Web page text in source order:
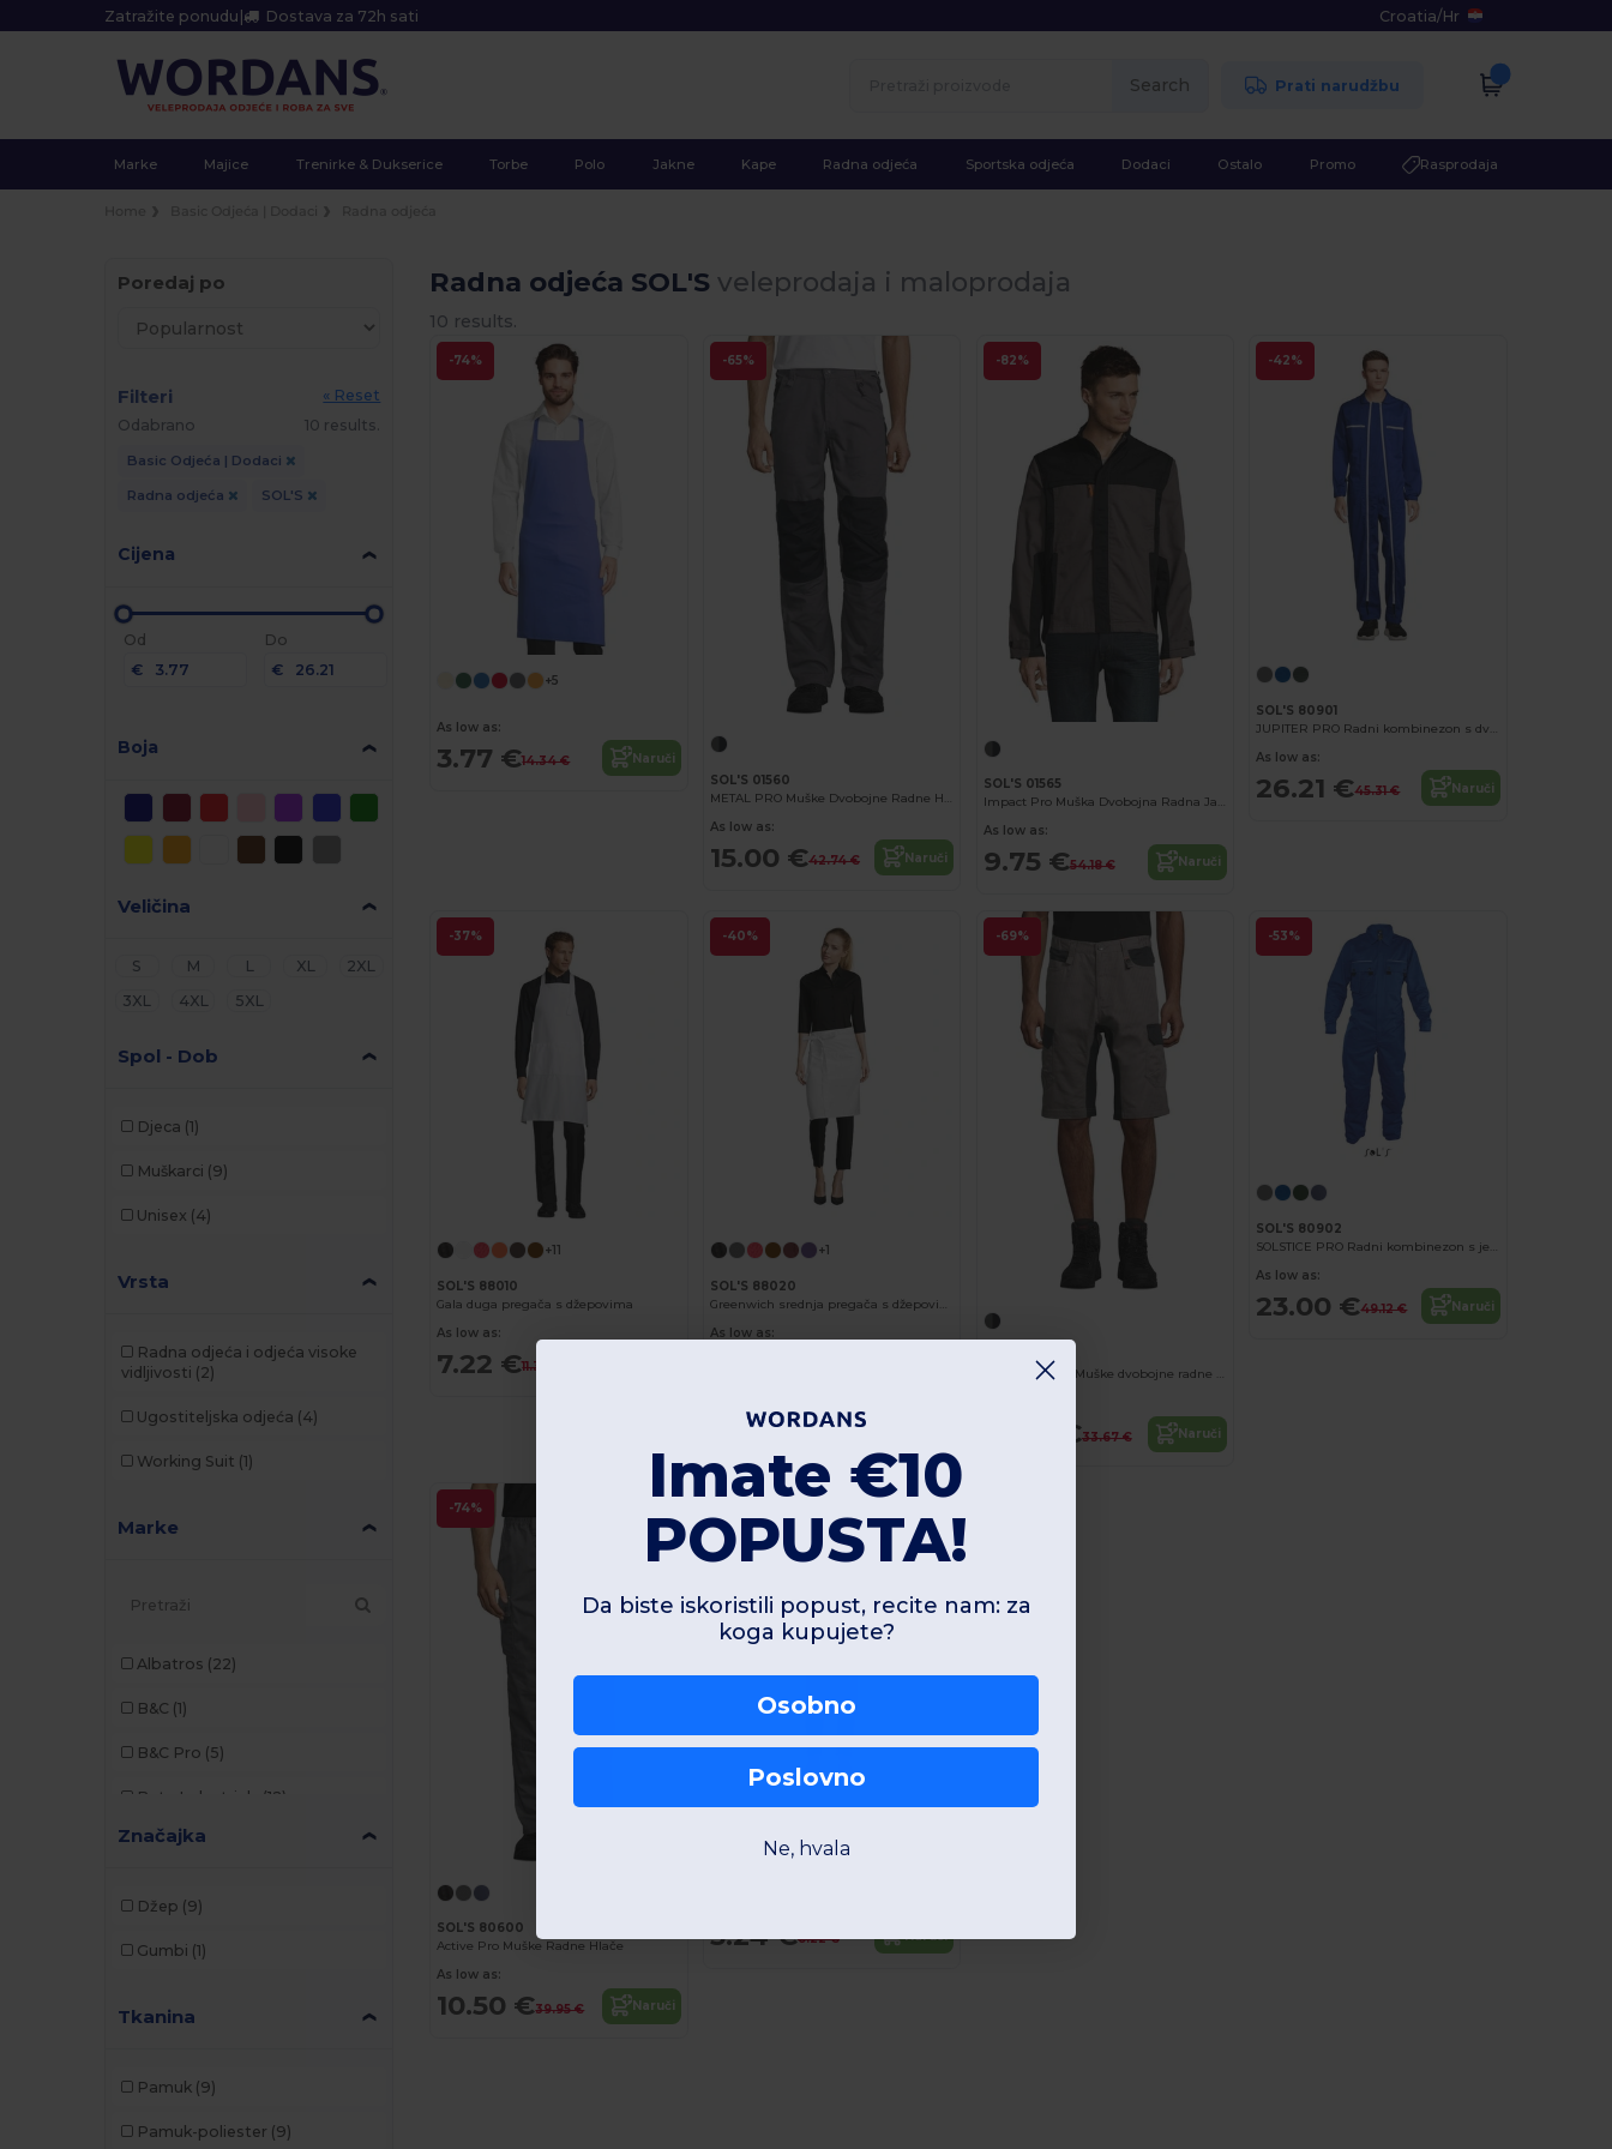
Zatražite ponudu | Dostava za 72h sati Croatia/Hr
Search Prati narudžbu
Marke Majice Trenirke & Dukserice Torbe Polo Jakne Kape Radna odjeća Sportska odjeća Dodaci Ostalo Promo Rasprodaja
Poredaj po
Filteri
« Reset
Odabrano
10 results.
Basic Odjeća | Dodaci
Radna odjeća SOL'S
Cijena
Od
€
Do
€
Boja
Veličina
S M L XL
2XL
3XL
4XL 5XL
Spol - Dob
Djeca (1)
Muškarci (9)
Unisex (4)
Vrsta
Radna odjeća i odjeća visoke
vidljivosti (2)
Ugostiteljska odjeća (4)
Working Suit (1)
Marke
Albatros (22)
B&C (1)
B&C Pro (5)
Bata Industrials (12)
Beechfield
Caterpillar
Značajka
Džep (9)
Gumbi (1)
Tkanina
Pamuk (9)
Pamuk-poliester (9)
Radna odjeća SOL'Sveleprodaja i maloprodaja
10 results.
-74%
+5
As low as:
3.77 €14.34 € Naruči
-65%
SOL'S 01560
METAL PRO Muške Dvobojne Radne Hlače
As low as:
15.00 €42.74 € Naruči
-82%
SOL'S 01565
Impact Pro Muška Dvobojna Radna Jakna
As low as:
9.75 €54.18 € Naruči
-42%
SOL'S 80901
As low as:
26.21 €45.31 € Naruči
-37%
+11
SOL'S 88010
Gala duga pregača s džepovima
As low as:
7.22 €11.38 €
-40%
+1
SOL'S 88020
Greenwich srednja pregača s džepovima
As low as:
-69%
IMPULSE PRO Muške dvobojne radne bermude
10.50 €33.67 € Naruči
-53%
SOL'S 80902
SOLSTICE PRO Radni kombinezon s jednostavnim patentnim zatvaračem
As low as:
23.00 €49.12 € Naruči
-74%
SOL'S 80600
Active Pro Muške Radne Hlače
As low as:
10.50 €39.95 € Naruči
SOL'S 00599
5.24 €8.22 € Naruči
Imate €10
POPUSTA!
Da biste iskoristili popust, recite nam: za
koga kupujete?
Osobno
Poslovno
Ne, hvala